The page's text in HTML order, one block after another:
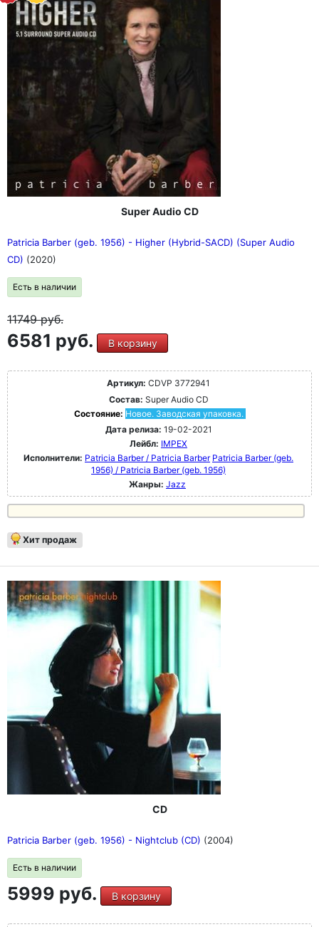
Super Audio CD
Patricia Barber (geb. 1956) - Higher (Hybrid-SACD) (Super Audio
CD) (2020)
Есть в наличии
11749руб.
6581 руб. В корзину
Артикул: CDVP 3772941
Состав: Super Audio CD
Состояние: Новое. Заводская упаковка.
Дата релиза: 19-02-2021
Лейбл: IMPEX
Исполнители: Patricia Barber / Patricia Barber Patricia Barber (geb.
1956) / Patricia Barber (geb. 1956)
Жанры: Jazz
Хит продаж
CD
Patricia Barber (geb. 1956) - Nightclub (CD) (2004)
Есть в наличии
5999 руб. В корзину